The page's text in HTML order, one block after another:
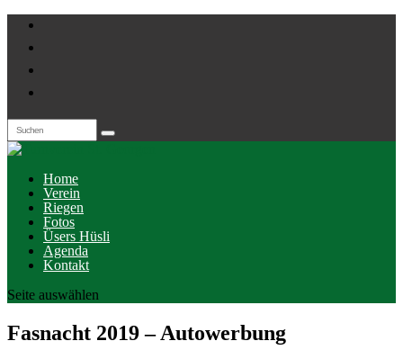
Home
Verein
Riegen
Fotos
Üsers Hüsli
Agenda
Kontakt
Seite auswählen
Fasnacht 2019 – Autowerbung